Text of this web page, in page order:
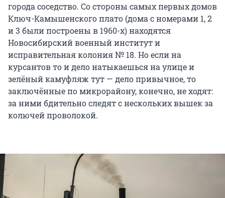
города соседство. Со стороны самых первых домов
Ключ-Камышенского плато (дома с номерами 1, 2
и 3 были построены в 1960-х) находятся
Новосибирский военный институт и
исправительная колония № 18. Но если на
курсантов то и дело натыкаешься на улице и
зелёный камуфляж тут — дело привычное, то
заключённые по микрорайону, конечно, не ходят:
за ними бдительно следят с нескольких вышек за
колючей проволокой.